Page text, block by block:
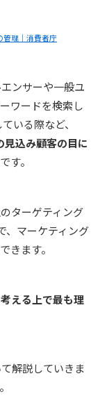
管理｜消費者庁
ンサーや一般ユ
ワードを検索し
いる際など、
込み顧客の目に
です。
ターゲティング
、マーケティング
きます。
える上で最も理
解説していきま